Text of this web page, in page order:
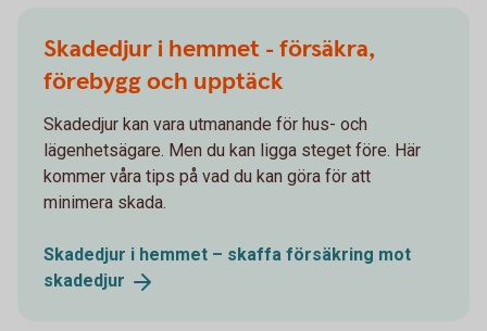
Skadedjur i hemmet - försäkra,
förebygg och upptäck
Skadedjur kan vara utmanande för hus- och
lägenhetsägare. Men du kan ligga steget före. Här
kommer våra tips på vad du kan göra för att
minimera skada.
Skadedjur i hemmet – skaffa försäkring mot
skadedjur